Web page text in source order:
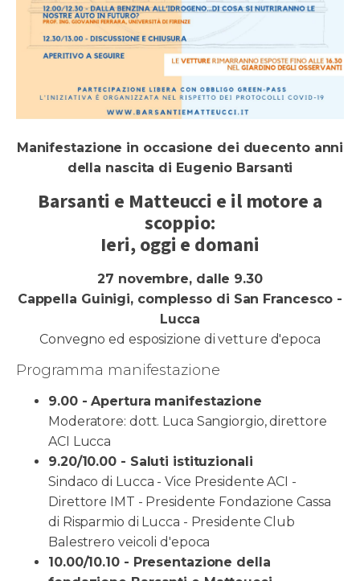
Manifestazione in occasione dei duecento anni
della nascita di Eugenio Barsanti
Barsanti e Matteucci e il motore a
scoppio:
Ieri, oggi e domani
27 novembre, dalle 9.30
Cappella Guinigi, complesso di San Francesco -
Lucca
Convegno ed esposizione di vetture d'epoca
Programma manifestazione
9.00 - Apertura manifestazione
Moderatore: dott. Luca Sangiorgio, direttore
ACI Lucca
9.20/10.00 - Saluti istituzionali
Sindaco di Lucca - Vice Presidente ACI -
Direttore IMT - Presidente Fondazione Cassa
di Risparmio di Lucca - Presidente Club
Balestrero veicoli d'epoca
10.00/10.10 - Presentazione della